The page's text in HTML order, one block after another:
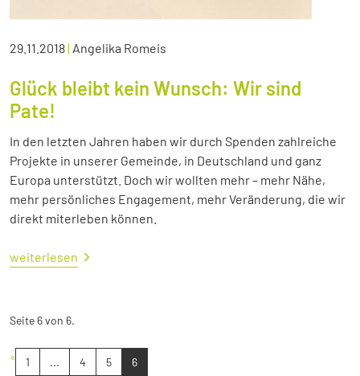
29.11.2018| Angelika Romeis
Glück bleibt kein Wunsch: Wir sind
Pate!
In den letzten Jahren haben wir durch Spenden zahlreiche
Projekte in unserer Gemeinde, in Deutschland und ganz
Europa unterstützt. Doch wir wollten mehr – mehr Nähe,
mehr persönliches Engagement, mehr Veränderung, die wir
direkt miterleben können.
weiterlesen
Seite 6 von 6.
« 1 ... 4 5 6